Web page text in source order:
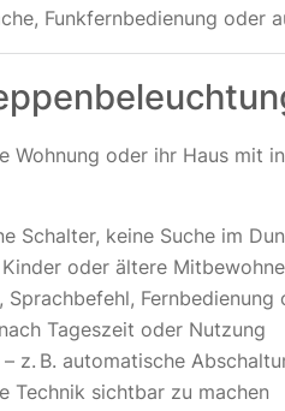
Funkfernbedienung oder
Wohnung oder ihr Haus mit
Schalter, keine Suche im
Kinder oder ältere
Sprachbefehl, Fernbedienung
Tageszeit oder Nutzung
– z. B. automatische
Technik sichtbar zu machen